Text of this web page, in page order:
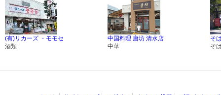
(有)リカーズ ・モモセ
酒類
中国料理 唐坊 清水店
中華
そ
そ